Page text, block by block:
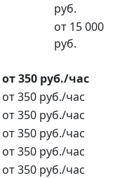
руб.
от 15 000
руб.
от 350 руб./час
от 350 руб./час
от 350 руб./час
от 350 руб./час
от 350 руб./час
от 350 руб./час